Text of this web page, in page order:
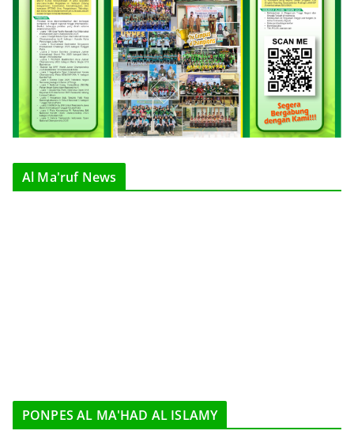
Al Ma'ruf News
PONPES AL MA'HAD AL ISLAMY